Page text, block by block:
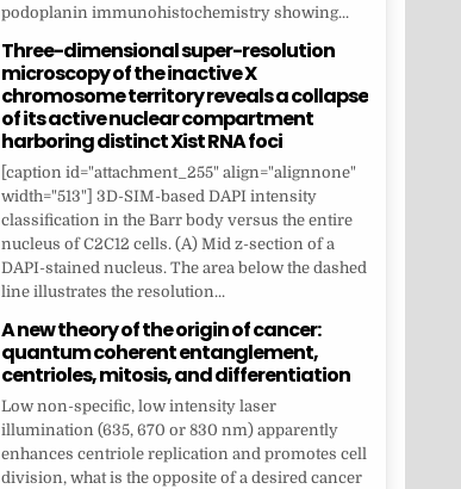
podoplanin immunohistochemistry showing...
Three-dimensional super-resolution
microscopy of the inactive X
chromosome territory reveals a collapse
of its active nuclear compartment
harboring distinct Xist RNA foci
[caption id="attachment_255" align="alignnone"
width="513"] 3D-SIM-based DAPI intensity
classification in the Barr body versus the entire
nucleus of C2C12 cells. (A) Mid z-section of a
DAPI-stained nucleus. The area below the dashed
line illustrates the resolution...
A new theory of the origin of cancer:
quantum coherent entanglement,
centrioles, mitosis, and differentiation
Low non-specific, low intensity laser
illumination (635, 670 or 830 nm) apparently
enhances centriole replication and promotes cell
division, what is the opposite of a desired cancer